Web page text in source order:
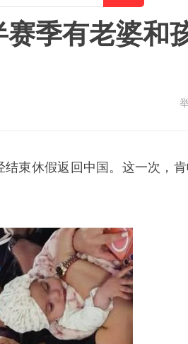
季有老婆和
结束休假返回中国。这一次，